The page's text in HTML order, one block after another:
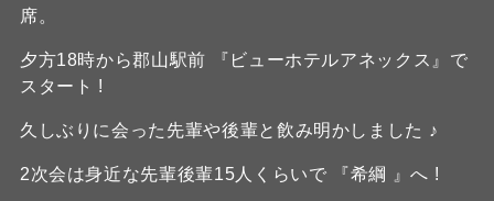
席。
夕方18時から郡山駅前 『ビューホテルアネックス』で
スタート !
久しぶりに会った先輩や後輩と飲み明かしました ♪
2次会は身近な先輩後輩15人くらいで 『希綱 』へ !